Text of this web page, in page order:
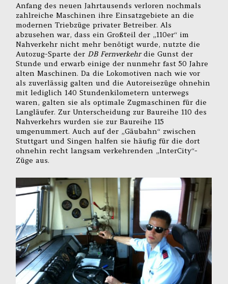
Anfang des neuen Jahrtausends verloren nochmals
zahlreiche Maschinen ihre Einsatzgebiete an die
modernen Triebzüge privater Betreiber. Als
abzusehen war, dass ein Großteil der „110er“ im
Nahverkehr nicht mehr benötigt wurde, nutzte die
Autozug-Sparte der DB Fernverkehrdie Gunst der
Stunde und erwarb einige der nunmehr fast 50 Jahre
alten Maschinen. Da die Lokomotiven nach wie vor
als zuverlässig galten und die Autoreisezüge ohnehin
mit lediglich 140 Stundenkilometern unterwegs
waren, galten sie als optimale Zugmaschinen für die
Langläufer. Zur Unterscheidung zur Baureihe 110 des
Nahverkehrs wurden sie zur Baureihe 115
umgenummert. Auch auf der „Gäubahn“ zwischen
Stuttgart und Singen halfen sie häufig für die dort
ohnehin recht langsam verkehrenden „InterCity“-
Züge aus.